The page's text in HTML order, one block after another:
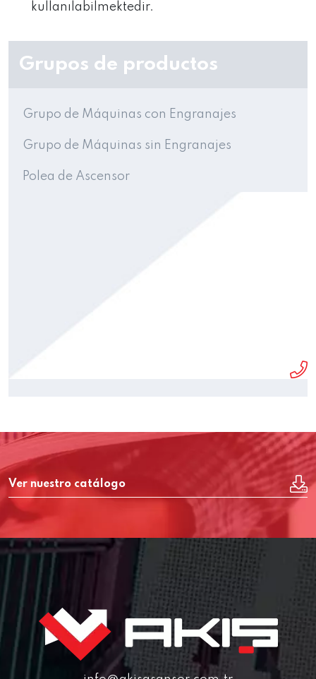
Grupos de productos
Grupo de Máquinas con Engranajes
Grupo de Máquinas sin Engranajes
Polea de Ascensor
kullanılabilmektedir.
Ver nuestro catálogo